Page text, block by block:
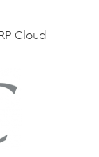
Cloud